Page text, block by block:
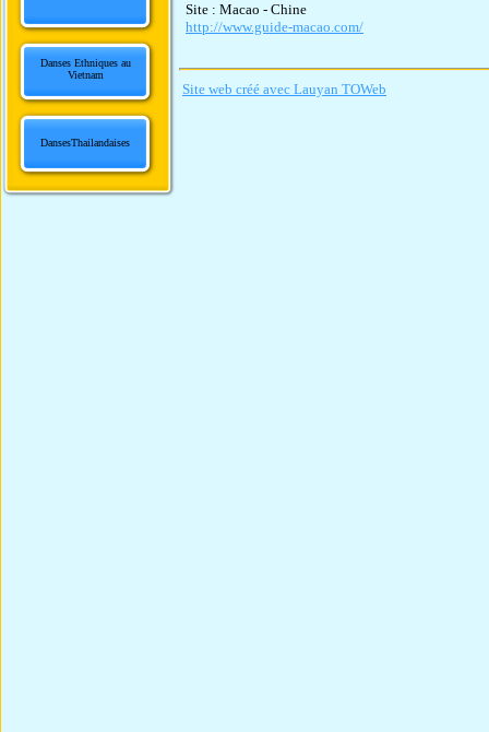
Danses Ethniques au
Vietnam
DansesThailandaises
Site : Macao - Chine
http://www.guide-macao.com/
Site web créé avec Lauyan TOWeb